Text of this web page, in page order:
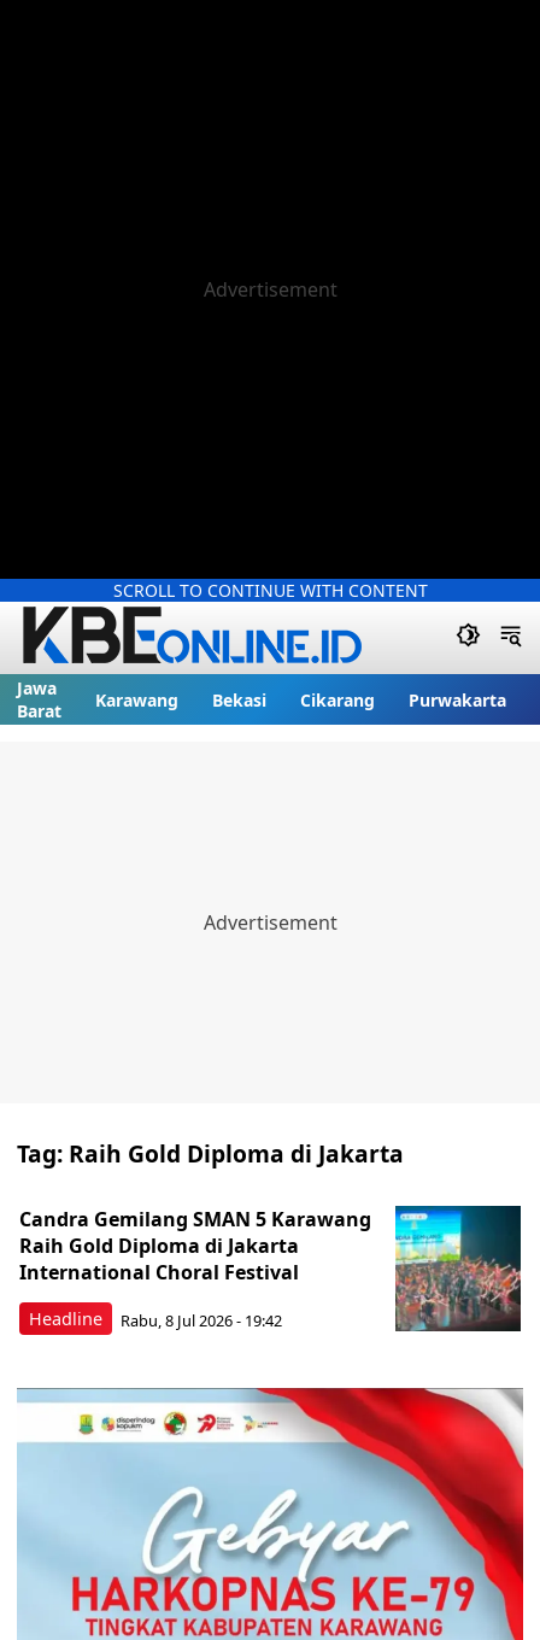
SCROLL TO CONTINUE WITH CONTENT
Jawa
Barat
Karawang Bekasi Cikarang Purwakarta
Tag: Raih Gold Diploma di Jakarta
Headline
Candra Gemilang SMAN 5 Karawang
Raih Gold Diploma di Jakarta
International Choral Festival
Rabu, 8 Jul 2026 - 19:42